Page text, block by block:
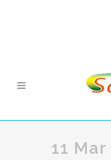
11 Mar